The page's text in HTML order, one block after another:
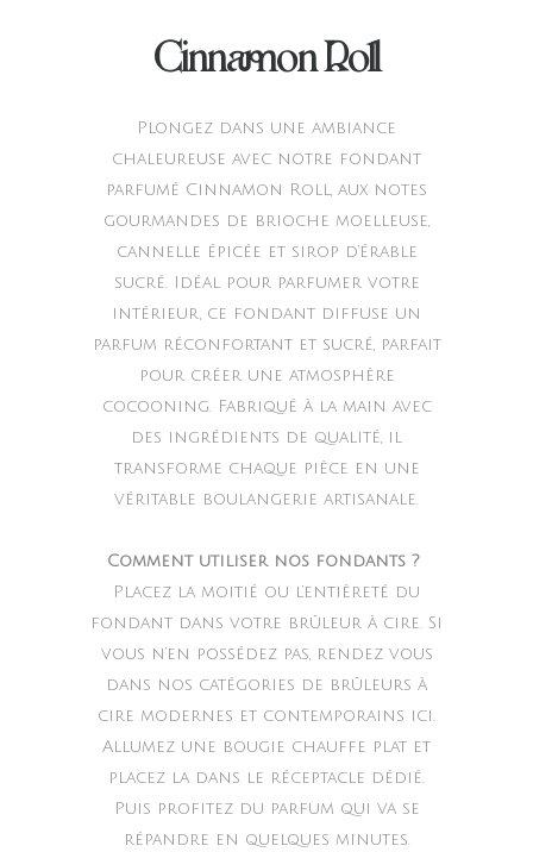
Cinnamon Roll
Plongez dans une ambiance
chaleureuse avec notre fondant
parfumé Cinnamon Roll, aux notes
gourmandes de brioche moelleuse,
cannelle épicée et sirop d’érable
sucré. Idéal pour parfumer votre
intérieur, ce fondant diffuse un
parfum réconfortant et sucré, parfait
pour créer une atmosphère
cocooning. Fabriqué à la main avec
des ingrédients de qualité, il
transforme chaque pièce en une
véritable boulangerie artisanale.
Comment utiliser nos fondants ?
Placez la moitié ou l’entièreté du
fondant dans votre brûleur à cire. Si
vous n’en possédez pas, rendez vous
dans nos catégories de brûleurs à
cire modernes et contemporains ici.
Allumez une bougie chauffe plat et
placez la dans le réceptacle dédié.
Puis profitez du parfum qui va se
répandre en quelques minutes.